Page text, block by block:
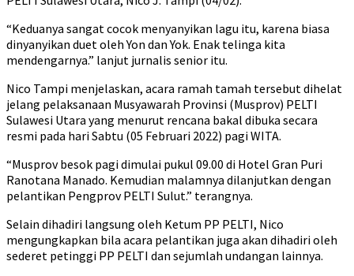
“Keduanya sangat cocok menyanyikan lagu itu, karena biasa
dinyanyikan duet oleh Yon dan Yok. Enak telinga kita
mendengarnya.” lanjut jurnalis senior itu.
Nico Tampi menjelaskan, acara ramah tamah tersebut dihelat
jelang pelaksanaan Musyawarah Provinsi (Musprov) PELTI
Sulawesi Utara yang menurut rencana bakal dibuka secara
resmi pada hari Sabtu (05 Februari 2022) pagi WITA.
“Musprov besok pagi dimulai pukul 09.00 di Hotel Gran Puri
Ranotana Manado. Kemudian malamnya dilanjutkan dengan
pelantikan Pengprov PELTI Sulut.” terangnya.
Selain dihadiri langsung oleh Ketum PP PELTI, Nico
mengungkapkan bila acara pelantikan juga akan dihadiri oleh
sederet petinggi PP PELTI dan sejumlah undangan lainnya.